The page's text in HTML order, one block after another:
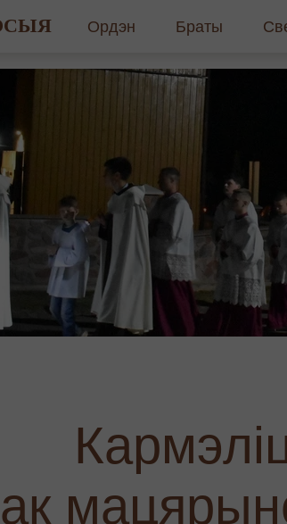
Ордэн
Гісторыя і духоўнасць
Малітвы
Браты
Кіраўніцтва
Супольнасці